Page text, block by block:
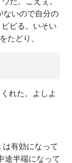
いので自分の
ビる。いそい
たどり、
れた。よしよ
有効になって
途半端になって